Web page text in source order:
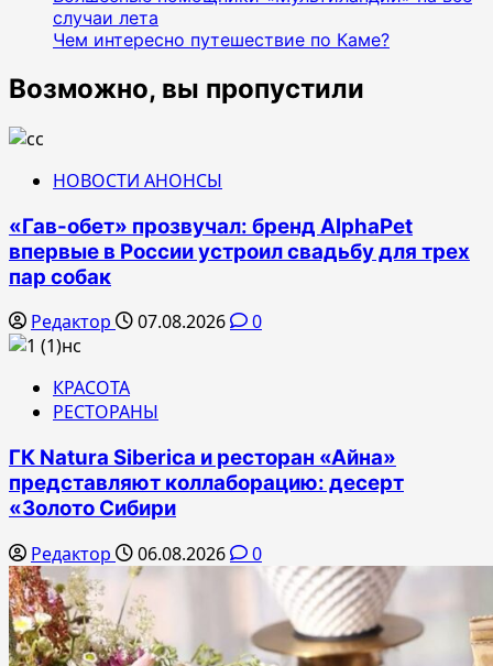
случаи лета
Чем интересно путешествие по Каме?
Возможно, вы пропустили
НОВОСТИ АНОНСЫ
«Гав-обет» прозвучал: бренд AlphaPet
впервые в России устроил свадьбу для трех
пар собак
Редактор 07.08.2026 0
КРАСОТА
РЕСТОРАНЫ
ГК Natura Siberica и ресторан «Айна»
представляют коллаборацию: десерт
«Золото Сибири
Редактор 06.08.2026 0